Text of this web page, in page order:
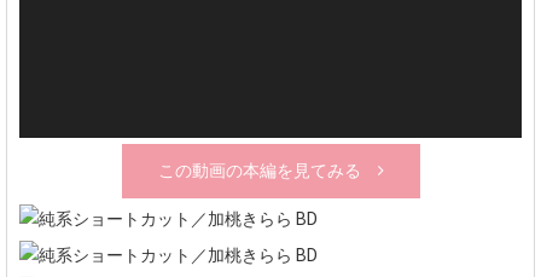
この動画の本編を見てみる